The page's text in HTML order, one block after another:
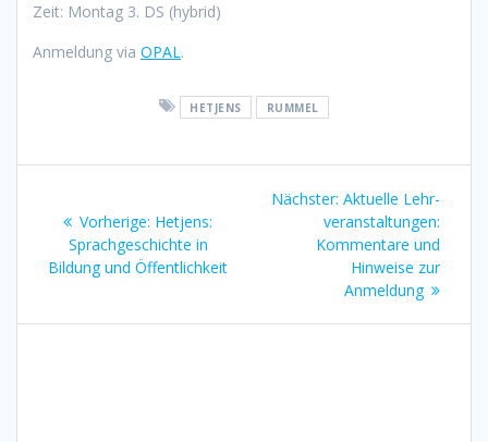
Zeit: Montag 3. DS (hybrid)
Anmeldung via OPAL.
HETJENS RUMMEL
Beitragsnavigation
Vorherige: Vorheriger
Beitrag:
Hetjens:
Sprachgeschichte in
Bildung und Öffentlichkeit
Nächster: Nächster
Beitrag:
Aktuelle Lehr­
veranstaltungen:
Kommentare und
Hinweise zur
Anmeldung